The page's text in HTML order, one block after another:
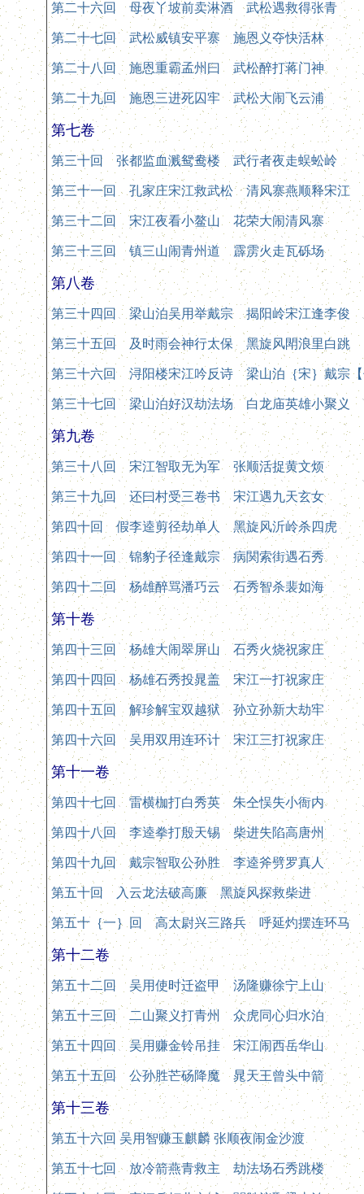
第二十六回 母夜丫坡前卖淋酒 武松遇救得张青
第二十七回 武松威镇安平寨 施恩义夺快活林
第二十八回 施恩重霸孟州曰 武松醉打蒋门神
第二十九回 施恩三进死囚牢 武松大闹飞云浦
第七卷
第三十回 张都监血溅鸳鸯楼 武行者夜走蜈蚣岭
第三十一回 孔家庄宋江救武松 清风寨燕顺释宋江
第三十二回 宋江夜看小鳌山 花荣大闹清风寨
第三十三回 镇三山闹青州道 霹雳火走瓦砾场
第八卷
第三十四回 梁山泊吴用举戴宗 揭阳岭宋江逢李俊
第三十五回 及时雨会神行太保 黑旋风閗浪里白跳
第三十六回 浔阳楼宋江吟反诗 梁山泊｛宋｝戴宗【
第三十七回 梁山泊好汉劫法场 白龙庙英雄小聚义
第九卷
第三十八回 宋江智取无为军 张顺活捉黄文烦
第三十九回 还曰村受三卷书 宋江遇九天玄女
第四十回 假李逵剪径劫单人 黑旋风沂岭杀四虎
第四十一回 锦豹子径逢戴宗 病関索街遇石秀
第四十二回 杨雄醉骂潘巧云 石秀智杀裴如海
第十卷
第四十三回 杨雄大闹翠屏山 石秀火烧祝家庄
第四十四回 杨雄石秀投晁盖 宋江一打祝家庄
第四十五回 解珍解宝双越狱 孙立孙新大劫牢
第四十六回 吴用双用连环计 宋江三打祝家庄
第十一卷
第四十七回 雷横枷打白秀英 朱仝悮失小衙内
第四十八回 李逵拳打殷天锡 柴进失陷高唐州
第四十九回 戴宗智取公孙胜 李逵斧劈罗真人
第五十回 入云龙法破高廉 黑旋风探救柴进
第五十｛一｝回 高太尉兴三路兵 呼延灼摆连环马
第十二卷
第五十二回 吴用使时迁盗甲 汤隆赚徐宁上山
第五十三回 二山聚义打青州 众虎同心归水泊
第五十四回 吴用赚金铃吊挂 宋江闹西岳华山
第五十五回 公孙胜芒砀降魔 晁天王曾头中箭
第十三卷
第五十六回 吴用智赚玉麒麟 张顺夜闹金沙渡
第五十七回 放冷箭燕青救主 劫法场石秀跳楼